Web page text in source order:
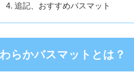
追記、おすすめバスマット
らかバスマットとは？